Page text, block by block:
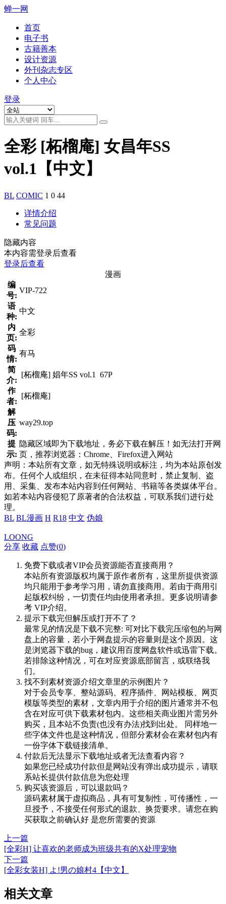
蝉一网
首页
电子书
古籍善本
设计资源
外刊杂志专区
个人中心
登录
全彩 [柘榴庵] 女昌年SS
vol.1【中文】
BL COMIC 1 0 44
详情介绍
常见问题
隐藏内容
本内容需登录后查看
登录后查看
漫画
编
号:
VIP-722
语
种:
中文
内
页:
全彩
码
情:
有马
简
介:
[柘榴庵] 娼年SS vol.1 67P
作
者:
[柘榴庵]
解
压
码:
way29.top
提
示:
隐藏区域即为下载地址，务必下载在解压！如无法打开网
页，推荐浏览器：Chrome、Firefox进入网站
声明：本站所有文章，如无特殊说明或标注，均为本站原创发
布。任何个人或组织，在未征得本站同意时，禁止复制、盗
用、采集、发布本站内容到任何网站、书籍等各类媒体平台。
如若本站内容侵犯了原著者的合法权益，可联系我们进行处
理。
BL BL漫画 H R18 中文 伪娘
LOONG
分享 收藏 点赞(0)
免费下载或者VIP会员资源能否直接商用？
本站所有资源版权均属于原作者所有，这里所提供资源
均只能用于参考学习用，请勿直接商用。若由于商用引
起版权纠纷，一切责任均由使用者承担。更多说明请参
考 VIP介绍。
提示下载完但解压或打开不了？
最常见的情况是下载不完整: 可对比下载完压缩包的与网
盘上的容量，若小于网盘提示的容量则是这个原因。这
是浏览器下载的bug，建议用百度网盘软件或迅雷下载。
若排除这种情况，可在对应资源底部留言，或联络我
们。
找不到素材资源介绍文章里的示例图片？
对于会员专享、整站源码、程序插件、网站模板、网页
模版等类型的素材，文章内用于介绍的图片通常并不包
含在对应可供下载素材包内。这些相关商业图片需另外
购买，且本站不负责(也没有办法)找到出处。 同样地一
些字体文件也是这种情况，但部分素材会在素材包内有
一份字体下载链接清单。
付款后无法显示下载地址或者无法查看内容？
如果您已经成功付款但是网站没有弹出成功提示，请联
系站长提供付款信息为您处理
购买该资源后，可以退款吗？
源码素材属于虚拟商品，具有可复制性，可传播性，一
旦授予，不接受任何形式的退款、换货要求。请您在购
买获取之前确认好 是您所需要的资源
上一篇
[全彩H] 让喜欢的老师成为班级共有的X处理宠物
下一篇
[全彩女装H] よ!男の娘村4【中文】
相关文章